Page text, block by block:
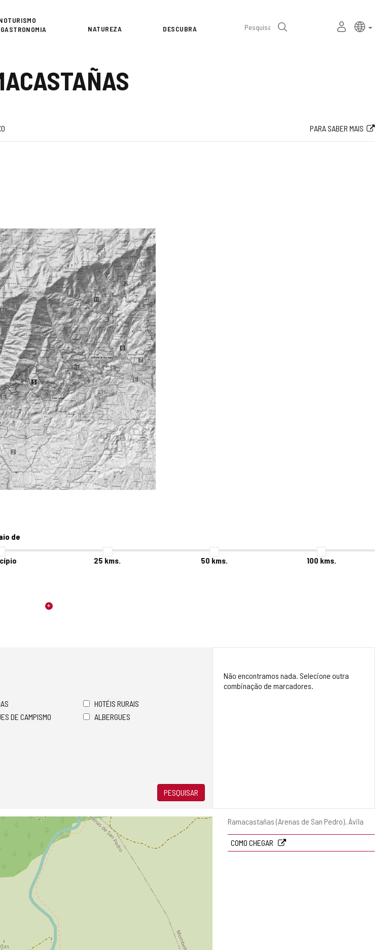
NATUREZA DESCUBRA Pesquisa
MEU
ESPAÇO
Seletor
de
PARA SABER MAIS
de
25 kms. 50 kms. 100 kms.
Endereço
Ramacastañas (Arenas de San Pedro). Ávila
COMO CHEGAR
HOTÉIS RURAIS
DE CAMPISMO
ALBERGUES
PESQUISAR
Não encontramos nada. Selecione outra
combinação de marcadores.